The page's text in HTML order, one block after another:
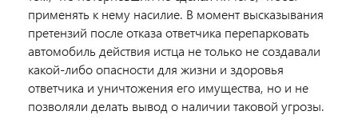
применять к нему насилие. В момент высказывания
претензий после отказа ответчика перепарковать
автомобиль действия истца не только не создавали
какой-либо опасности для жизни и здоровья
ответчика и уничтожения его имущества, но и не
позволяли делать вывод о наличии таковой угрозы.